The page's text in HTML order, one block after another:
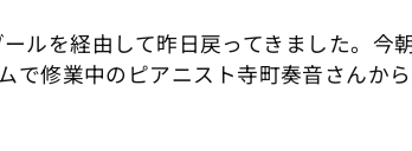
ルを経由して昨日戻ってきました。今
で修業中のピアニスト寺町奏音さんか